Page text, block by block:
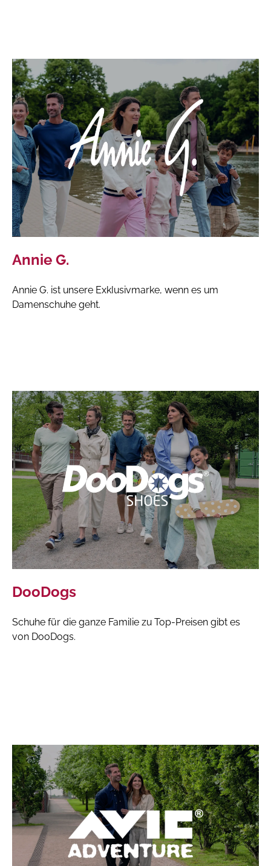
Annie G.
Annie G. ist unsere Exklusivmarke, wenn es um
Damenschuhe geht.
DooDogs
Schuhe für die ganze Familie zu Top-Preisen gibt es
von DooDogs.